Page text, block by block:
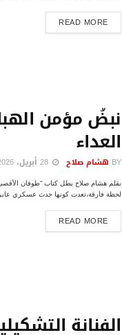
READ MORE
DETAILS
نبضُ مؤمن
العداء
BY هشام صلاح
بقلم هشام صلاح يطل كتاب “طوفان
لحظة فارقة،تعدت كونها حدث عسكري
READ MORE
DETAILS
الفنانة